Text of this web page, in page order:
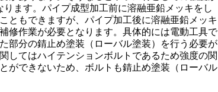
ます。パイプ成型加工前に溶融亜鉛メッキをし
ともできますが、パイプ加工後に溶融亜鉛メッキ
修作業が必要となります。具体的には電動工具で
部分の錆止め塗装（ローバル塗装）を行う必要が
してはハイテンションボルトであるため強度の関
ができないため、ボルトも錆止め塗装（ローバル